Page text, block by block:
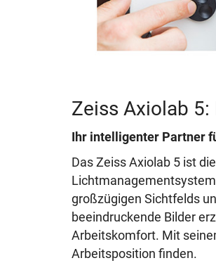
Zeiss Axiolab
Ihr intelligenter Partner
Das Zeiss Axiolab 5 ist
großzügigen Sichtfelds
beeindruckende Bilder
Arbeitskomfort. Mit
Arbeitsposition finden.